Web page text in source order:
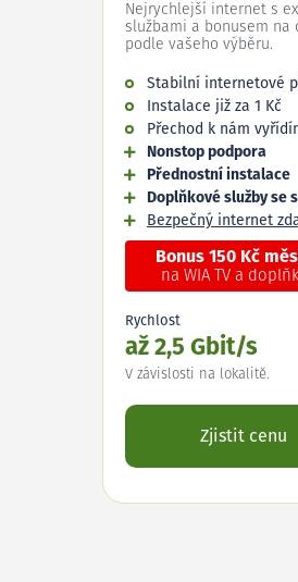
Nejrychlejší internet s
službami a bonusem na
podle vašeho výběru.
Stabilní internetové
Instalace již za 1 Kč
Přechod k nám
Nonstop podpora
Přednostní instalace
Doplňkové služby se
Bezpečný internet
Bonus 150 Kč
na WIA TV a
Rychlost
až 2,5 Gbit/s
V závislosti na lokalitě.
Zjistit cenu